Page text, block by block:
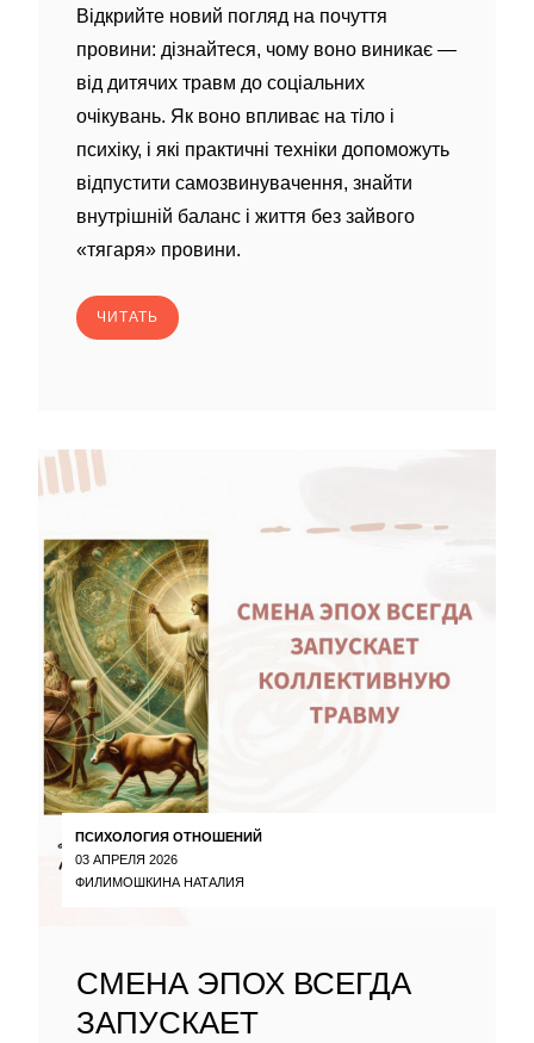
Відкрийте новий погляд на почуття
провини: дізнайтеся, чому воно виникає —
від дитячих травм до соціальних
очікувань. Як воно впливає на тіло і
психіку, і які практичні техніки допоможуть
відпустити самозвинувачення, знайти
внутрішній баланс і життя без зайвого
«тягаря» провини.
ЧИТАТЬ
ПСИХОЛОГИЯ ОТНОШЕНИЙ
03 АПРЕЛЯ 2026
ФИЛИМОШКИНА НАТАЛИЯ
СМЕНА ЭПОХ ВСЕГДА
ЗАПУСКАЕТ